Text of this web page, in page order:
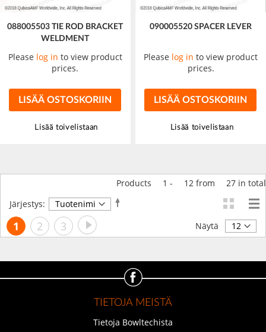
088005503 TIE ROD BRACKET
WELDMENT
Please log in to view product
prices.
LISÄÄ OSTOSKORIIN
Lisää toivelistaan
090005520 SPACER LEVER
Please log in to view product
prices.
LISÄÄ OSTOSKORIIN
Lisää toivelistaan
Products 1 - 12 from 27 in total
Järjestys:
Aseta
Sivu
Luet
hetkellä
sivua
1 Sivu
2 Sivu
3 Sivu
Seuraava Näytä
TIETOJA MEISTÄ
Tietoja Bowltechista